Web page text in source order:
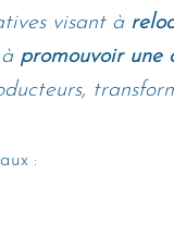
visant à
promouvoir une
: